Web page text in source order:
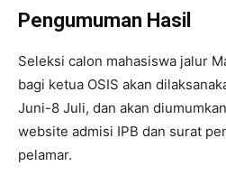
Pengumuman Hasil
Seleksi calon mahasiswa jalur
bagi ketua OSIS akan
Juni-8 Juli, dan akan
website admisi IPB dan surat
pelamar.